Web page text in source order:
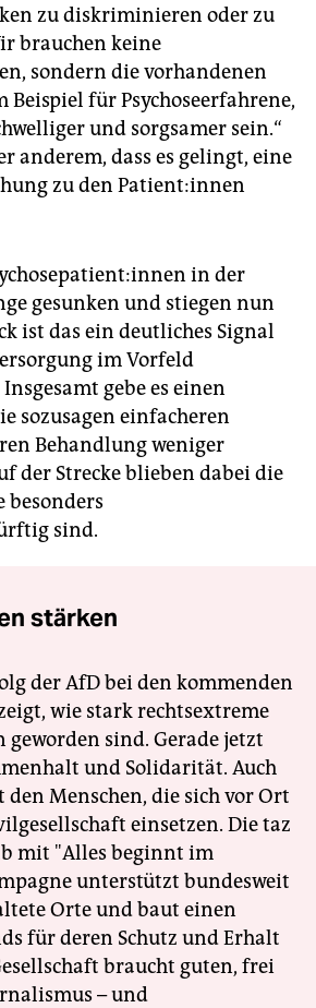
zu diskriminieren oder zu
brauchen keine
sondern die vorhandenen
Beispiel für Psychoseerfahrene,
und sorgsamer sein.“
anderem, dass es gelingt, eine
zu den Pa­ti­en­t:in­nen
in der
gesunken und stiegen nun
ist das ein deutliches Signal
im Vorfeld
gebe es einen
sozusagen einfacheren
Behandlung weniger
der Strecke blieben dabei die
sind.
stärken
der AfD bei den kommenden
wie stark rechtsextreme
sind. Gerade jetzt
und Solidarität. Auch
Menschen, die sich vor Ort
einsetzen. Die taz
mit "Alles beginnt im
unterstützt bundesweit
Orte und baut einen
für deren Schutz und Erhalt
braucht guten, frei
– und